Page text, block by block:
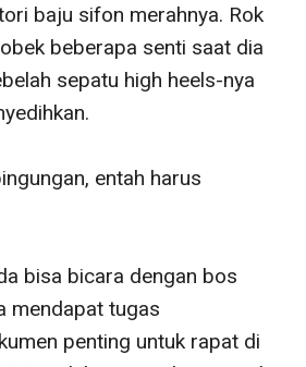
baju sifon merahnya. Rok
beberapa senti saat dia
sepatu high heels-nya
entah harus
bisa bicara dengan bos
mendapat tugas
penting untuk rapat di